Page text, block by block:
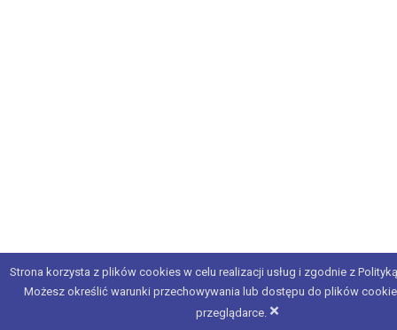
Strona korzysta z plików cookies w celu realizacji usług i zgodnie z
Możesz określić warunki przechowywania lub dostępu do plików
przeglądarce. ×